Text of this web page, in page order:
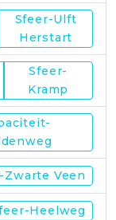
Sfeer-Ulft
Herstart
Sfeer-
Kramp
Zwarte Veen
Heelweg